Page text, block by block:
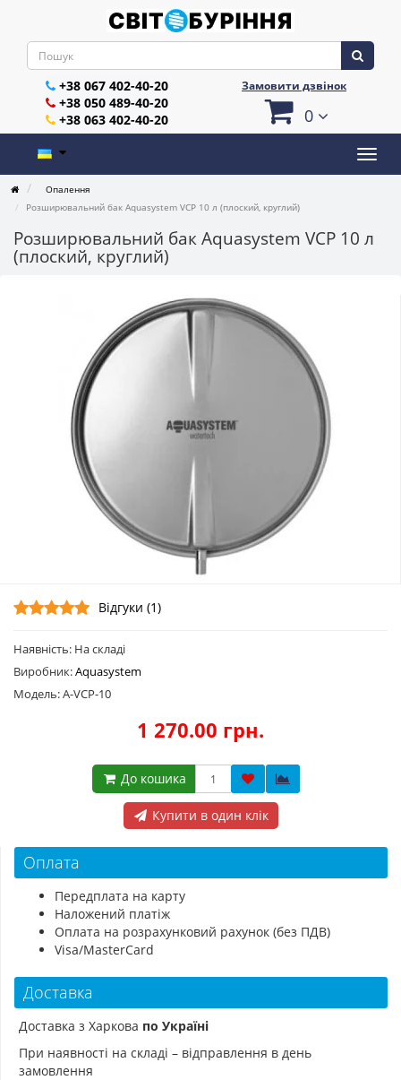
+38 067 402-40-20
+38 050 489-40-20
+38 063 402-40-20
Замовити дзвінок
0
Опалення
Розширювальний бак Aquasystem VCP 10 л (плоский, круглий)
Розширювальний бак Aquasystem VCP 10 л
(плоский, круглий)
Відгуки (1)
Наявність: На складі
Виробник:Aquasystem
Модель: A-VCP-10
1 270.00 грн.
До кошика
Купити в один клік
Оплата
Передплата на карту
Наложений платіж
Оплата на розрахунковий рахунок (без ПДВ)
Visa/MasterCard
Доставка
Доставка з Харкова по Україні
При наявності на складі – відправлення в день
замовлення